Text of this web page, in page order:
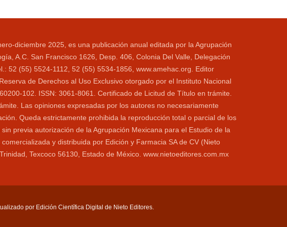
diciembre 2025, es una publicación anual editada por la Agrupación
A.C. San Francisco 1626, Desp. 406, Colonia Del Valle, Delegación
52 (55) 5524-1112, 52 (55) 5534-1856, www.amehac.org. Editor
de Derechos al Uso Exclusivo otorgado por el Instituto Nacional
102. ISSN: 3061-8061. Certificado de Licitud de Título en trámite.
Las opiniones expresadas por los autores no necesariamente
Queda estrictamente prohibida la reproducción total o parcial de los
previa autorización de la Agrupación Mexicana para el Estudio de la
y distribuida por Edición y Farmacia SA de CV (Nieto
Texcoco 56130, Estado de México. www.nietoeditores.com.mx
por Edición Científica Digital de Nieto Editores.